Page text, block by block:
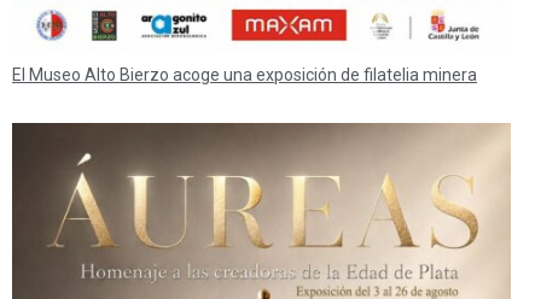
El Museo Alto Bierzo acoge una exposición de filatelia minera